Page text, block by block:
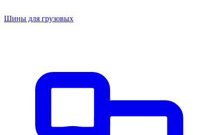
Шины для грузовых